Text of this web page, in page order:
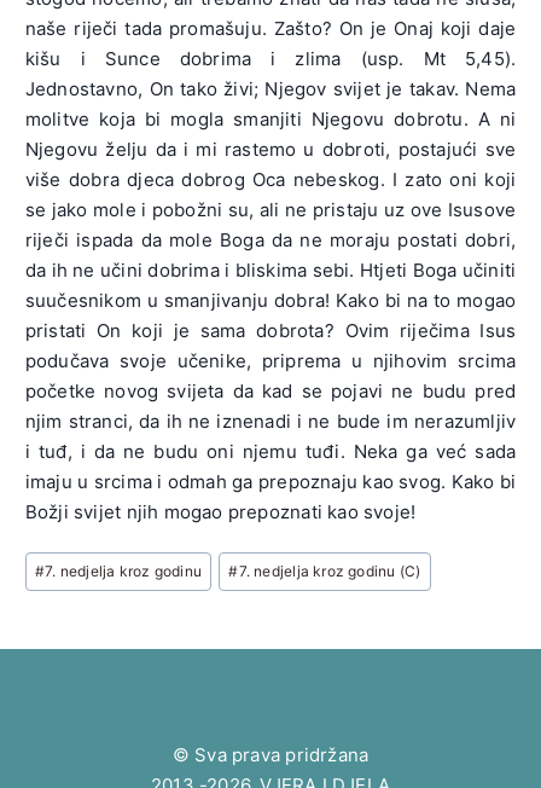
naše riječi tada promašuju. Zašto? On je Onaj koji daje
kišu i Sunce dobrima i zlima (usp. Mt 5,45).
Jednostavno, On tako živi; Njegov svijet je takav. Nema
molitve koja bi mogla smanjiti Njegovu dobrotu. A ni
Njegovu želju da i mi rastemo u dobroti, postajući sve
više dobra djeca dobrog Oca nebeskog. I zato oni koji
se jako mole i pobožni su, ali ne pristaju uz ove Isusove
riječi ispada da mole Boga da ne moraju postati dobri,
da ih ne učini dobrima i bliskima sebi. Htjeti Boga učiniti
suučesnikom u smanjivanju dobra! Kako bi na to mogao
pristati On koji je sama dobrota? Ovim riječima Isus
podučava svoje učenike, priprema u njihovim srcima
početke novog svijeta da kad se pojavi ne budu pred
njim stranci, da ih ne iznenadi i ne bude im nerazumljiv
i tuđ, i da ne budu oni njemu tuđi. Neka ga već sada
imaju u srcima i odmah ga prepoznaju kao svog. Kako bi
Božji svijet njih mogao prepoznati kao svoje!
Post
Tags:
#7. nedjelja kroz godinu #7. nedjelja kroz godinu (C)
© Sva prava pridržana